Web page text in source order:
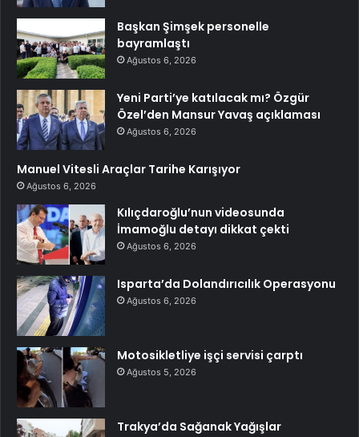
Başkan Şimşek personelle
bayramlaştı
Ağustos 6, 2026
Yeni Parti’ye katılacak mı? Özgür
Özel’den Mansur Yavaş açıklaması
Ağustos 6, 2026
Manuel Vitesli Araçlar Tarihe Karışıyor
Ağustos 6, 2026
Kılıçdaroğlu’nun videosunda
İmamoğlu detayı dikkat çekti
Ağustos 6, 2026
Isparta’da Dolandırıcılık Operasyonu
Ağustos 6, 2026
Motosikletliye işçi servisi çarptı
Ağustos 5, 2026
Trakya’da Sağanak Yağışlar